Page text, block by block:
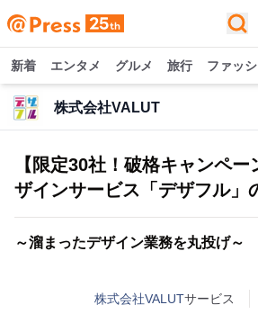
新着 エンタメ グルメ 旅行 ファッ
株式会社VALUT
【限定30社！破格キャンペ
ザインサービス「デザフル」
～溜まったデザイン業務を丸投げ～
株式会社VALUTサービス